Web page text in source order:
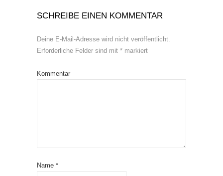
SCHREIBE EINEN KOMMENTAR
Deine E-Mail-Adresse wird nicht veröffentlicht.
Erforderliche Felder sind mit * markiert
Kommentar
Name *